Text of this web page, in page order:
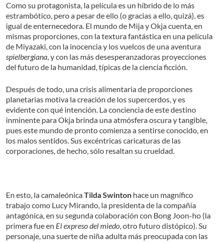
Como su protagonista, la película es un híbrido de lo más
estrambótico, pero a pesar de ello (o gracias a ello, quizá), es
igual de enternecedora. El mundo de Mija y Okja cuenta, en
mismas proporciones, con la textura fantástica en una película
de Miyazaki, con la inocencia y los vuelcos de una aventura
spielbergiana, y con las más desesperanzadoras proyecciones
del futuro de la humanidad, típicas de la ciencia ficción.
Después de todo, una crisis alimentaria de proporciones
planetarias motiva la creación de los supercerdos, y es
evidente con qué intención. La conciencia de este destino
inminente para Okja brinda una atmósfera oscura y tangible,
pues este mundo de pronto comienza a sentirse conocido, en
los malos sentidos. Sus excéntricas caricaturas de las
corporaciones, de hecho, sólo resaltan su crueldad.
En esto, la camaleónicaTilda Swinton hace un magnífico
trabajo como Lucy Mirando, la presidenta de la compañía
antagónica, en su segunda colaboración con Bong Joon-ho (la
primera fue en El expreso del miedo, otro futuro distópico). Su
personaje, una suerte de niña adulta más preocupada con las